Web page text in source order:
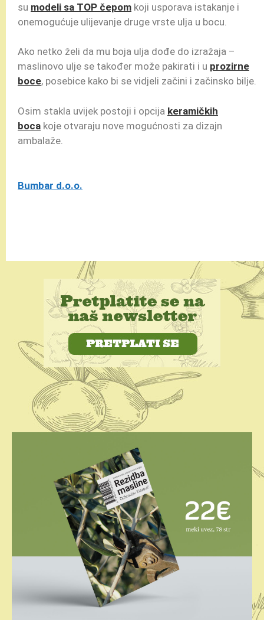
su modeli sa TOP čepom koji usporava istakanje i
onemogućuje ulijevanje druge vrste ulja u bocu.
Ako netko želi da mu boja ulja dođe do izražaja –
maslinovo ulje se također može pakirati i u prozirne
boce, posebice kako bi se vidjeli začini i začinsko bilje.
Osim stakla uvijek postoji i opcija keramičkih
boca koje otvaraju nove mogućnosti za dizajn
ambalaže.
Bumbar d.o.o.